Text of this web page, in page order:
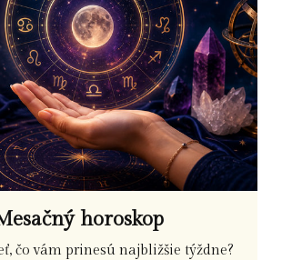
horoskop
čo vám prinesú najbližšie týždne?